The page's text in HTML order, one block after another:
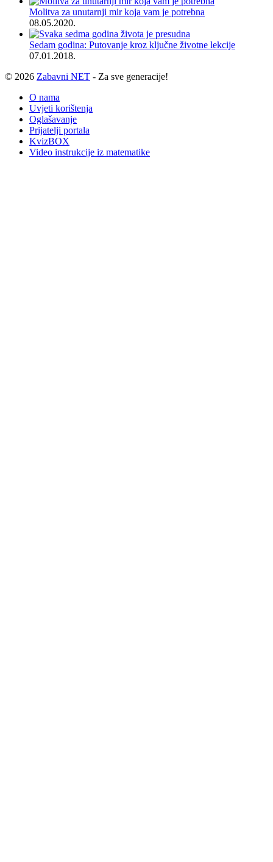
Molitva za unutarnji mir koja vam je potrebna
08.05.2020.
Sedam godina: Putovanje kroz ključne životne lekcije
07.01.2018.
© 2026 Zabavni NET - Za sve generacije!
O nama
Uvjeti korištenja
Oglašavanje
Prijatelji portala
KvizBOX
Video instrukcije iz matematike